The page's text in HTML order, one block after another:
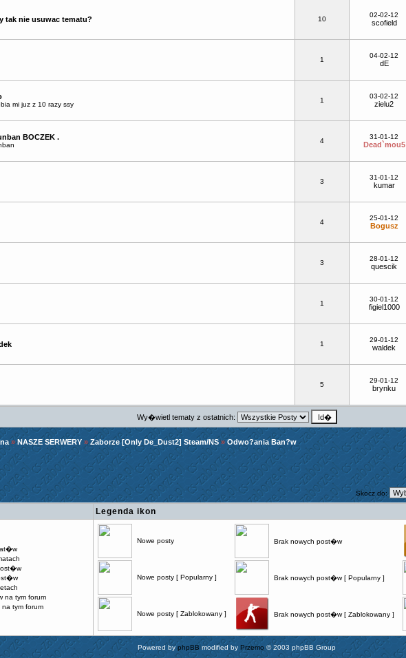
tak nie usuwac tematu? 10
02-02-12
scofield
1
04-02-12
dE
mi juz z 10 razy ssy
1
03-02-12
zielu2
BOCZEK . 4
31-01-12
Dead`mou5
3
31-01-12
kumar
4
25-01-12
Bogusz
3
28-01-12
quescik
1
30-01-12
figiel1000
1
29-01-12
waldek
5
29-01-12
brynku
Wy�wietl tematy z ostatnich:
»NASZE SERWERY »Zaborze [Only De_Dust2] Steam/NS »Odwo?ania Ban?w
Skocz do:
Legenda ikon
tym forum
tym forum
Nowe posty Brak nowych post�w
Nowe posty [ Popularny ] Brak nowych post�w [ Popularny ]
Nowe posty [ Zablokowany ] Brak nowych post�w [ Zablokowany ]
Powered byphpBB modified by Przemo© 2003 phpBB Group